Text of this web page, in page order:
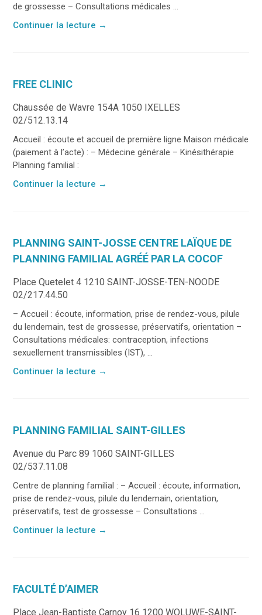
de grossesse – Consultations médicales ...
Continuer la lecture →
FREE CLINIC
Chaussée de Wavre 154A 1050 IXELLES
02/512.13.14
Accueil : écoute et accueil de première ligne Maison médicale
(paiement à l’acte) : – Médecine générale – Kinésithérapie
Planning familial :
Continuer la lecture →
PLANNING SAINT-JOSSE CENTRE LAÏQUE DE
PLANNING FAMILIAL AGRÉÉ PAR LA COCOF
Place Quetelet 4 1210 SAINT-JOSSE-TEN-NOODE
02/217.44.50
– Accueil : écoute, information, prise de rendez-vous, pilule
du lendemain, test de grossesse, préservatifs, orientation –
Consultations médicales: contraception, infections
sexuellement transmissibles (IST), ...
Continuer la lecture →
PLANNING FAMILIAL SAINT-GILLES
Avenue du Parc 89 1060 SAINT-GILLES
02/537.11.08
Centre de planning familial : – Accueil : écoute, information,
prise de rendez-vous, pilule du lendemain, orientation,
préservatifs, test de grossesse – Consultations ...
Continuer la lecture →
FACULTÉ D’AIMER
Place Jean-Baptiste Carnoy 16 1200 WOLUWE-SAINT-